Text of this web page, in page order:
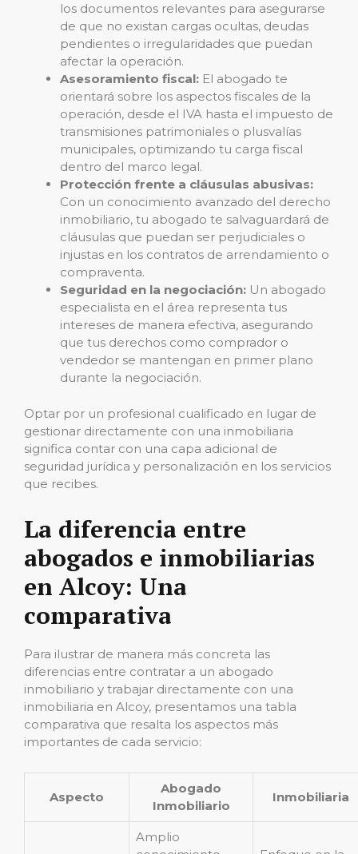
los documentos relevantes para asegurarse
de que no existan cargas ocultas, deudas
pendientes o irregularidades que puedan
afectar la operación.
Asesoramiento fiscal: El abogado te
orientará sobre los aspectos fiscales de la
operación, desde el IVA hasta el impuesto de
transmisiones patrimoniales o plusvalías
municipales, optimizando tu carga fiscal
dentro del marco legal.
Protección frente a cláusulas abusivas:
Con un conocimiento avanzado del derecho
inmobiliario, tu abogado te salvaguardará de
cláusulas que puedan ser perjudiciales o
injustas en los contratos de arrendamiento o
compraventa.
Seguridad en la negociación: Un abogado
especialista en el área representa tus
intereses de manera efectiva, asegurando
que tus derechos como comprador o
vendedor se mantengan en primer plano
durante la negociación.
Optar por un profesional cualificado en lugar de
gestionar directamente con una inmobiliaria
significa contar con una capa adicional de
seguridad jurídica y personalización en los servicios
que recibes.
La diferencia entre
abogados e inmobiliarias
en Alcoy: Una
comparativa
Para ilustrar de manera más concreta las
diferencias entre contratar a un abogado
inmobiliario y trabajar directamente con una
inmobiliaria en Alcoy, presentamos una tabla
comparativa que resalta los aspectos más
importantes de cada servicio:
Aspecto
Abogado
Inmobiliario
Inmobiliaria
Amplio